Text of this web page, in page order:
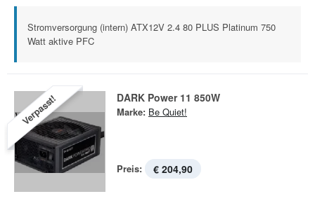
Stromversorgung (intern) ATX12V 2.4 80 PLUS Platinum 750
Watt aktive PFC
Verpasst! DARK Power 11 850W
Marke: Be Quiet!
Preis: € 204,90